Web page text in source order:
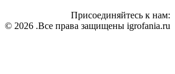
Присоединяйтесь к нам:
© 2026 .Все права защищены igrofania.ru